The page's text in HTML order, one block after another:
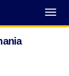
Abrir
Menu